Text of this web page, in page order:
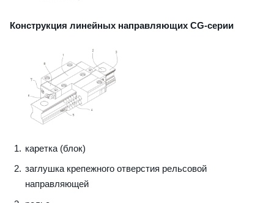
Конструкция линейных направляющих CG-серии
каретка (блок)
заглушка крепежного отверстия рельсовой
направляющей